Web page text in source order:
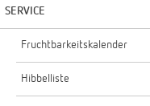
SERVICE
Fruchtbarkeitskalender
Hibbelliste